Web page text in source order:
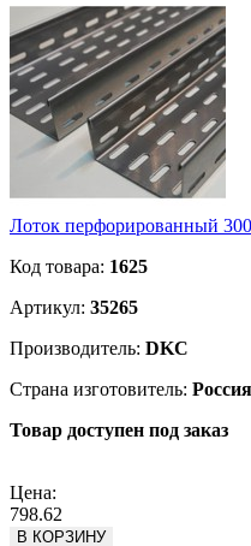
Лоток перфорированный
Код товара: 1625
Артикул: 35265
Производитель: DKC
Страна изготовитель: Россия
Товар доступен под заказ
Цена:
798.62
В КОРЗИНУ